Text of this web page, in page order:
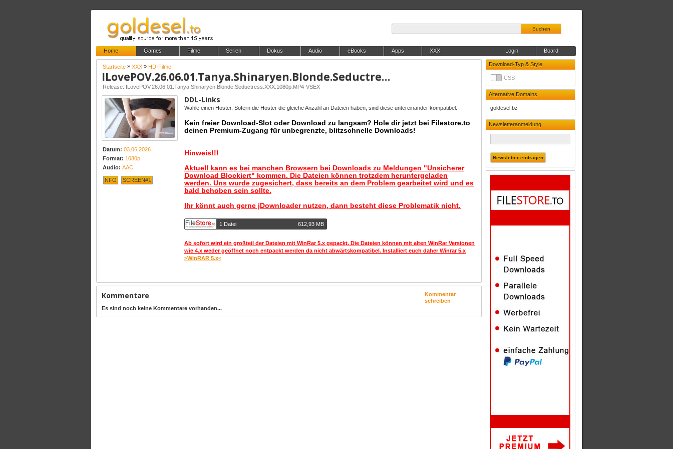
Suchen
Home Games Filme Serien Dokus Audio eBooks Apps XXX Board
Login
Download-Typ & Style
CSS
Alternative Domains
goldesel.bz
Newsletteranmeldung
Startseite » XXX » HD-Filme
ILovePOV.26.06.01.Tanya.Shinaryen.Blonde.Seductress.XXX.1080p.MP4-VSEX
Release: ILovePOV.26.06.01.Tanya.Shinaryen.Blonde.Seductress.XXX.1080p.MP4-VSEX
Datum: 03.06.2026
Format: 1080p
Audio: AAC
NFO SCREEN#1
DDL-Links
Wähle einen Hoster. Sofern die Hoster die gleiche Anzahl an Dateien haben, sind diese untereinander kompatibel.
Kein freier Download-Slot oder Download zu langsam? Hole dir jetzt bei Filestore.to
deinen Premium-Zugang für unbegrenzte, blitzschnelle Downloads!
Hinweis!!!
Aktuell kann es bei manchen Browsern bei Downloads zu Meldungen "Unsicherer
Download Blockiert" kommen. Die Dateien können trotzdem heruntergeladen
werden. Uns wurde zugesichert, dass bereits an dem Problem gearbeitet wird und es
bald behoben sein sollte.
Ihr könnt auch gerne jDownloader nutzen, dann besteht diese Problematik nicht.
1 Datei 612,93 MB
Ab sofort wird ein großteil der Dateien mit WinRar 5.x gepackt. Die Dateien können mit alten WinRar Versionen
wie 4.x weder geöffnet noch entpackt werden da nicht abwärtskompatibel. Installiert euch daher Winrar 5.x
>WinRAR 5.x<
Kommentar
schreiben
Kommentare
Es sind noch keine Kommentare vorhanden...